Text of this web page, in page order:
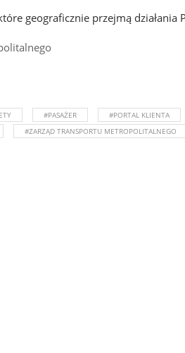
geograficznie przejmą działania
#PASAŻER #PORTAL KLIENTA
#ZARZĄD TRANSPORTU METROPOLITALNEGO